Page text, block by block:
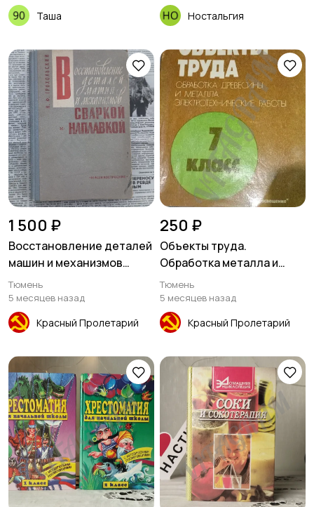
Таша Ностальгия
1 500 ₽
Восстановление деталей
машин и механизмов
сваркой и наплавкой
Тюмень
5 месяцев назад
Красный Пролетарий
250 ₽
Объекты труда.
Обработка металла и
древесины
Тюмень
5 месяцев назад
Красный Пролетарий